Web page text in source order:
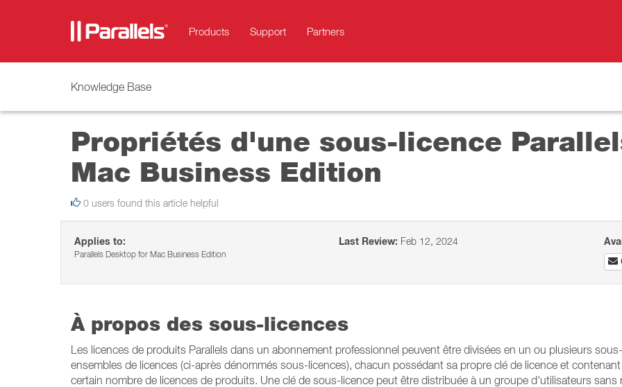
Products Support Partners
Knowledge Base
Propriétés d'une sous-licence
Mac Business Edition
0 users found this article helpful
Applies to:
Parallels Desktop for Mac Business Edition
Last Review: Feb 12, 2024
À propos des sous-licences
Les licences de produits Parallels dans un abonnement professionnel peuvent être divisées en un ou plusieurs sous-
ensembles de licences (ci-après dénommés sous-licences), chacun possédant sa propre clé de licence et
certain nombre de licences de produits. Une clé de sous-licence peut être distribuée à un groupe d'utilisateurs sans